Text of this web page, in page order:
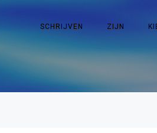
SCHRIJVEN ZIJN